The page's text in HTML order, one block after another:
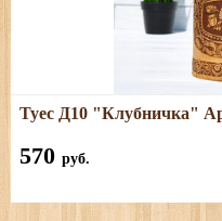
Размеры: диаметр - 10,5
Туес Д10 "Клубничка"
570 руб.